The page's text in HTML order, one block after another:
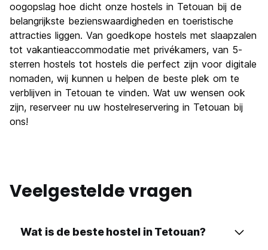
oogopslag hoe dicht onze hostels in Tetouan bij de
belangrijkste bezienswaardigheden en toeristische
attracties liggen. Van goedkope hostels met slaapzalen
tot vakantieaccommodatie met privékamers, van 5-
sterren hostels tot hostels die perfect zijn voor digitale
nomaden, wij kunnen u helpen de beste plek om te
verblijven in Tetouan te vinden. Wat uw wensen ook
zijn, reserveer nu uw hostelreservering in Tetouan bij
ons!
Veelgestelde vragen
Wat is de beste hostel in Tetouan?